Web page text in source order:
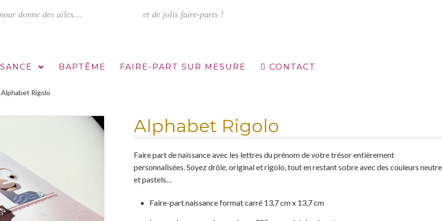
BAPTÊME FAIRE-PART SUR MESURE CONTACT
Faire-part sur mesure : comment ça marche ?
Alphabet Rigolo
Alphabet Rigolo
Faire part de naissance avec les lettres du prénom de votre trésor entièrement
personnalisées. Soyez drôle, original et rigolo, tout en restant sobre avec des couleurs neutre
et pastels…
Faire-part naissance format carré 13,7 cm x 13,7 cm